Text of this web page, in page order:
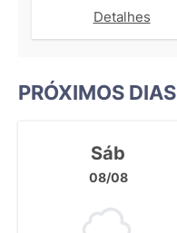
Detalhes
PRÓXIMOS DIAS
Sáb
08/08